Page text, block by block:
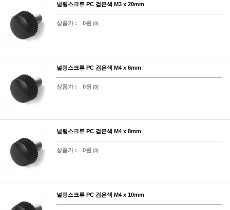
널링스크류 PC 검은색 M3 x 20mm
상품가 : 0원 (0)
널링스크류 PC 검은색 M4 x 6mm
상품가 : 0원 (0)
널링스크류 PC 검은색 M4 x 8mm
상품가 : 0원 (0)
널링스크류 PC 검은색 M4 x 10mm